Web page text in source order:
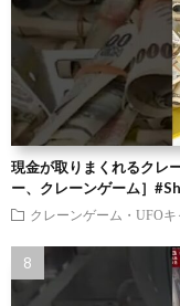
現金が取りまくれるクレ
ー、クレーンゲーム］
クレーンゲーム・UFO